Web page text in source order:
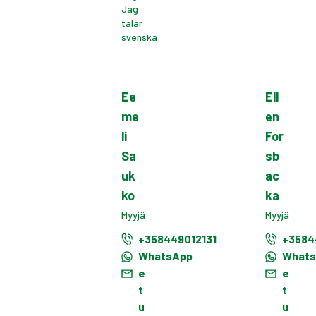
Jag
talar
svenska
Ee
me
li
Sa
uk
ko
Myyjä
+358449012131
WhatsApp
e
t
u
Ell
en
For
sb
ac
ka
Myyjä
e
t
u